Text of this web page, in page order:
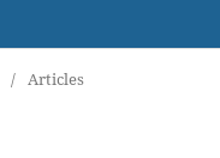
/ Articles